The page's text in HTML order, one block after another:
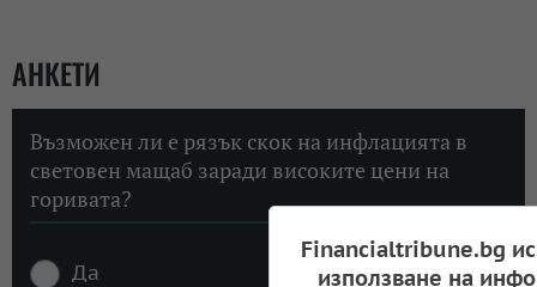
АНКЕТИ
Възможен ли е рязък скок на инфлацията в
световен мащаб заради високите цени на
горивата?
Да
Financialtribune.bg
използване на